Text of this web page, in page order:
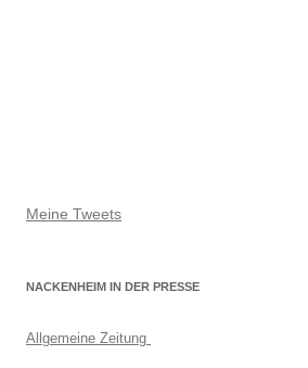
Meine Tweets
NACKENHEIM IN DER PRESSE
Allgemeine Zeitung